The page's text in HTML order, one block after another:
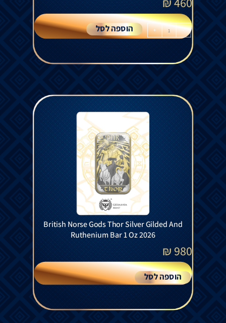
-
+ הוספה לסל
British Norse Gods Thor Silver Gilded And
Ruthenium Bar 1 Oz 2026
980
₪
הוספה לסל